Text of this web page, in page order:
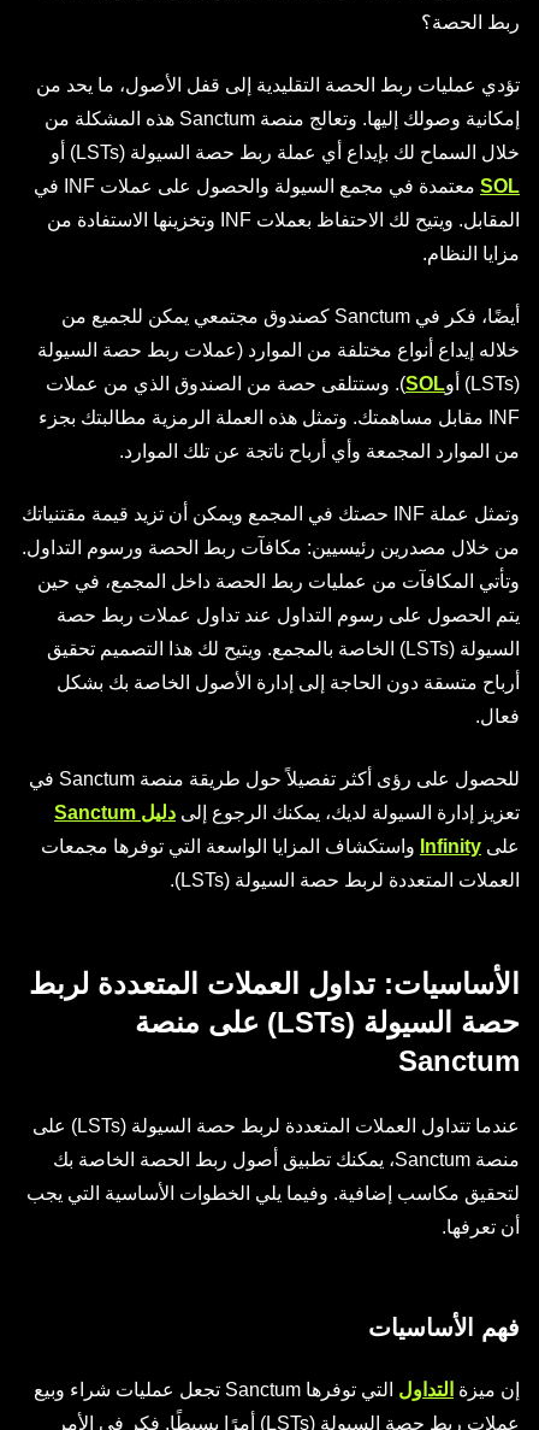
ربط الحصة؟
تؤدي عمليات ربط الحصة التقليدية إلى قفل الأصول، ما يحد من
إمكانية وصولك إليها. وتعالج منصة Sanctum هذه المشكلة من
خلال السماح لك بإيداع أي عملة ربط حصة السيولة (LSTs) أو
SOL
معتمدة في مجمع السيولة والحصول على عملات INF في
المقابل. ويتيح لك الاحتفاظ بعملات INF وتخزينها الاستفادة من
مزايا النظام.
أيضًا، فكر في Sanctum كصندوق مجتمعي يمكن للجميع من
خلاله إيداع أنواع مختلفة من الموارد (عملات ربط حصة السيولة
(LSTs) أو
SOL). وستتلقى حصة من الصندوق الذي من عملات
INF مقابل مساهمتك. وتمثل هذه العملة الرمزية مطالبتك بجزء
من الموارد المجمعة وأي أرباح ناتجة عن تلك الموارد.
وتمثل عملة INF حصتك في المجمع ويمكن أن تزيد قيمة مقتنياتك
من خلال مصدرين رئيسيين: مكافآت ربط الحصة ورسوم التداول.
وتأتي المكافآت من عمليات ربط الحصة داخل المجمع، في حين
يتم الحصول على رسوم التداول عند تداول عملات ربط حصة
السيولة (LSTs) الخاصة بالمجمع. ويتيح لك هذا التصميم تحقيق
أرباح متسقة دون الحاجة إلى إدارة الأصول الخاصة بك بشكل
فعال.
للحصول على رؤى أكثر تفصيلاً حول طريقة منصة Sanctum في
تعزيز إدارة السيولة لديك، يمكنك الرجوع إلى دليل Sanctum
على Infinity واستكشاف المزايا الواسعة التي توفرها مجمعات
العملات المتعددة لربط حصة السيولة (LSTs).
الأساسيات: تداول العملات المتعددة لربط
حصة السيولة (LSTs) على منصة
Sanctum
عندما تتداول العملات المتعددة لربط حصة السيولة (LSTs) على
منصة Sanctum، يمكنك تطبيق أصول ربط الحصة الخاصة بك
لتحقيق مكاسب إضافية. وفيما يلي الخطوات الأساسية التي يجب
أن تعرفها.
فهم الأساسيات
إن ميزة التداول
التي توفرها Sanctum تجعل عمليات شراء وبيع
عملات ربط حصة السيولة (LSTs) أمرًا بسيطًا. فكر في الأمر